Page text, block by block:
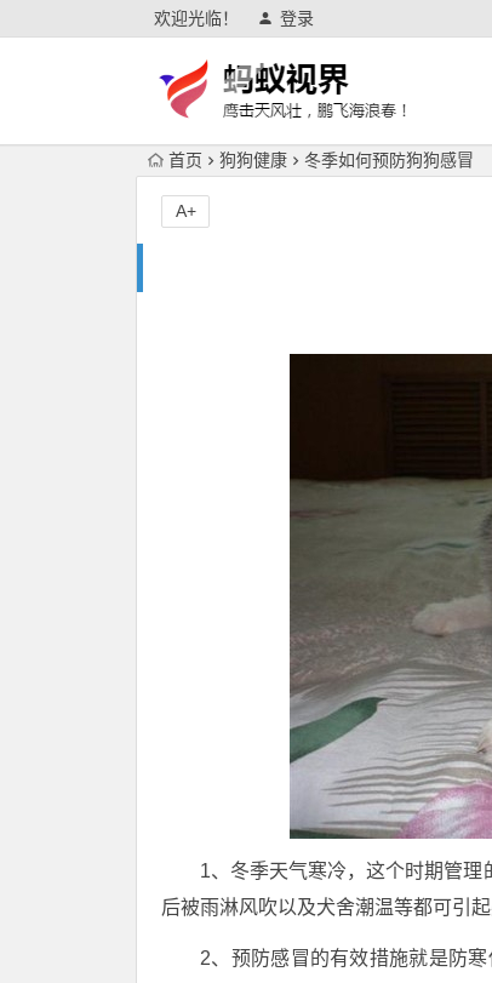
欢迎光临！ 登录
首页 狗狗健康 冬季如何预防狗狗感冒
A+
1、冬季天气寒冷，这个时期管
后被雨淋风吹以及犬舍潮温等都可引
2、预防感冒的有效措施就是防